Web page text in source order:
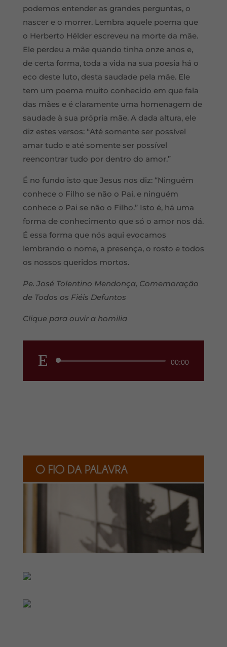
podemos entender as grandes perguntas, o
nascer e o morrer. Lembra aquele poema que
o Herberto Hélder escreveu na morte da mãe.
Ele perdeu a mãe quando tinha onze anos e,
de certa forma, toda a vida na sua poesia há o
eco deste luto, desta saudade pela mãe. Ele
tem um poema muito conhecido em que fala
das mães e é claramente uma homenagem de
saudade à sua própria mãe. A dada altura, ele
diz estes versos: “Até somente ser possível
amar tudo e até somente ser possível
reencontrar tudo por dentro do amor.”
É no fundo isto que Jesus nos diz: “Ninguém
conhece o Filho se não o Pai, e ninguém
conhece o Pai se não o Filho.” Isto é, há uma
forma de conhecimento que só o amor nos dá.
É essa forma que nós aqui evocamos
lembrando o nome, a presença, o rosto e todos
os nossos queridos mortos.
Pe. José Tolentino Mendonça, Comemoração
de Todos os Fiéis Defuntos
Clique para ouvir a homilia
Reprodutor
00:00